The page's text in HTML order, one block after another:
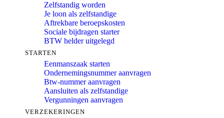
Zelfstandig worden
Je loon als zelfstandige
Aftrekbare beroepskosten
Sociale bijdragen starter
BTW helder uitgelegd
STARTEN
Eenmanszaak starten
Ondernemingsnummer aanvragen
Btw-nummer aanvragen
Aansluiten als zelfstandige
Vergunningen aanvragen
VERZEKERINGEN